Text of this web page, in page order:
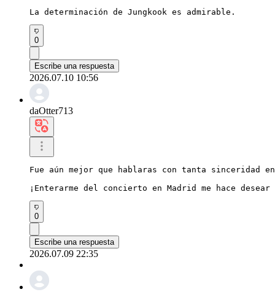
La determinación de Jungkook es admirable.
0
Escribe una respuesta
2026.07.10 10:56
daOtter713
Fue aún mejor que hablaras con tanta sinceridad
¡Enterarme del concierto en Madrid me hace
0
Escribe una respuesta
2026.07.09 22:35